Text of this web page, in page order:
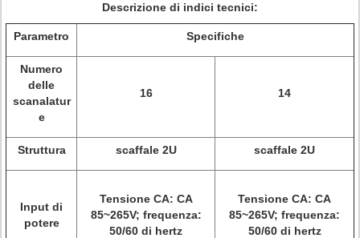
Descrizione di indici tecnici:
Parametro Specifiche
Numero
delle
scanalatur
e
16 14
Struttura scaffale 2U scaffale 2U
Input di
potere
Tensione CA: CA
85~265V; frequenza:
50/60 di hertz
Tensione CA: CA
85~265V; frequenza:
50/60 di hertz